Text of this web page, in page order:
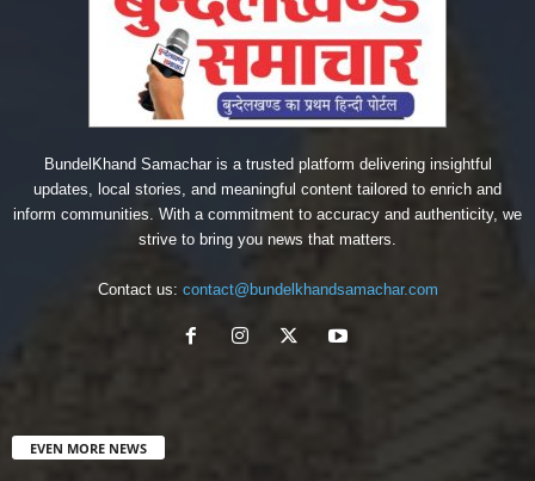
BundelKhand Samachar is a trusted platform delivering insightful
updates, local stories, and meaningful content tailored to enrich and
inform communities. With a commitment to accuracy and authenticity, we
strive to bring you news that matters.
Contact us: contact@bundelkhandsamachar.com
EVEN MORE NEWS